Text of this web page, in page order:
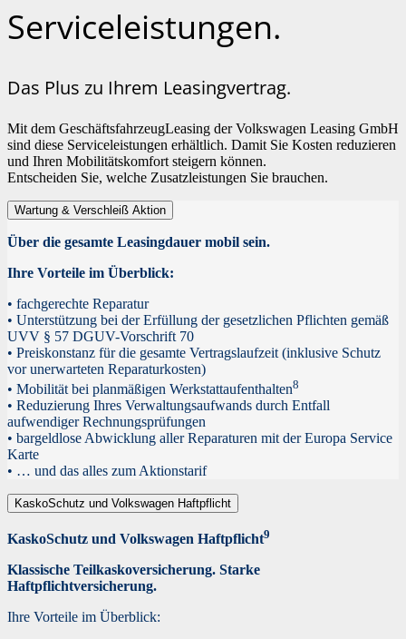
Serviceleistungen.
Das Plus zu Ihrem Leasingvertrag.
Mit dem GeschäftsfahrzeugLeasing der Volkswagen Leasing GmbH
sind diese Serviceleistungen erhältlich. Damit Sie Kosten reduzieren
und Ihren Mobilitätskomfort steigern können.
Entscheiden Sie, welche Zusatzleistungen Sie brauchen.
Wartung & Verschleiß Aktion
Über die gesamte Leasingdauer mobil sein.
Ihre Vorteile im Überblick:
• fachgerechte Reparatur
• Unterstützung bei der Erfüllung der gesetzlichen Pflichten gemäß
UVV § 57 DGUV-Vorschrift 70
• Preiskonstanz für die gesamte Vertragslaufzeit (inklusive Schutz
vor unerwarteten Reparaturkosten)
• Mobilität bei planmäßigen Werkstattaufenthalten8
• Reduzierung Ihres Verwaltungsaufwands durch Entfall
aufwendiger Rechnungsprüfungen
• bargeldlose Abwicklung aller Reparaturen mit der Europa Service
Karte
• … und das alles zum Aktionstarif
KaskoSchutz und Volkswagen Haftpflicht
KaskoSchutz und Volkswagen Haftpflicht9
Klassische Teilkaskoversicherung. Starke
Haftpflichtversicherung.
Ihre Vorteile im Überblick: